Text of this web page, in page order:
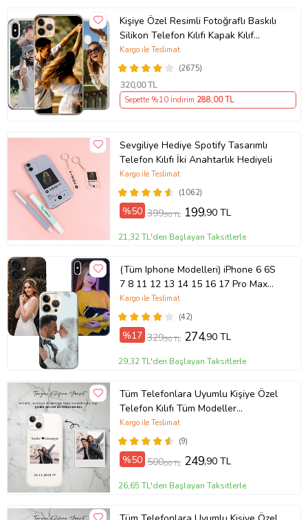
Kişiye Özel Resimli Fotoğraflı Baskılı
Silikon Telefon Kılıfı Kapak Kılıf
(Telefon Modelleri Açıklamada)
(2675)
Kargo ile Teslimat
320,00 TL
Sepette %10 İndirim 288,00 TL
Sevgiliye Hediye Spotify Tasarımlı
Telefon Kılıfı İki Anahtarlık Hediyeli
(1062)
Kargo ile Teslimat
%50 399,90 TL 199,90 TL
21,32 TL'den Başlayan Taksitlerle
(Tüm Iphone Modelleri) iPhone 6 6S
7 8 11 12 13 14 15 16 17 Pro Max
Plus Mini Kişiye Özel Resimli
Fotoğraflı Kılıf(42)
Kargo ile Teslimat
%17 329,90 TL 274,90 TL
29,32 TL'den Başlayan Taksitlerle
Tüm Telefonlara Uyumlu Kişiye Özel
Telefon Kılıfı Tüm Modeller
Açıklamada
(9)
Kargo ile Teslimat
%50 500,00 TL 249,90 TL
26,65 TL'den Başlayan Taksitlerle